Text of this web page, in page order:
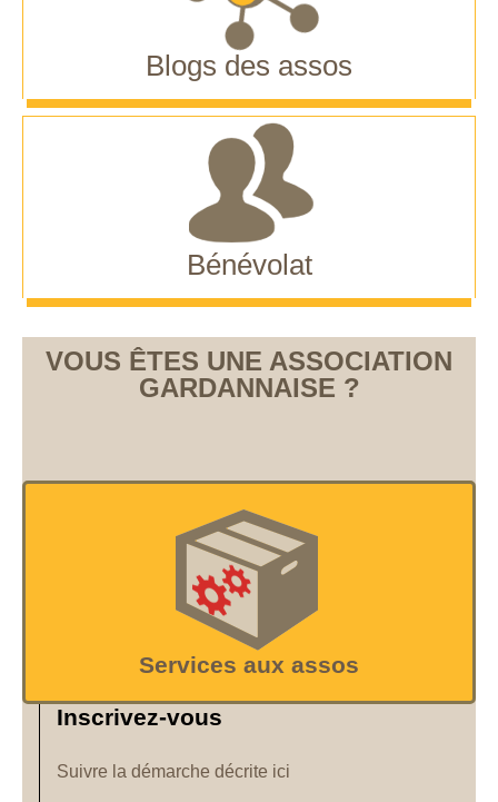
Blogs des assos
Bénévolat
VOUS ÊTES UNE ASSOCIATION
GARDANNAISE ?
Services aux assos
Inscrivez-vous
Suivre la démarche décrite ici